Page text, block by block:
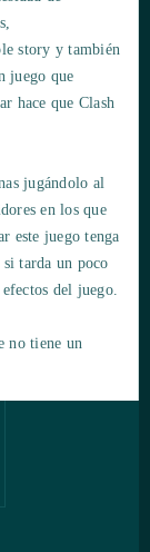
story y también
juego que
hace que Clash
jugándolo al
en los que
este juego tenga
tarda un poco
del juego.
no tiene un